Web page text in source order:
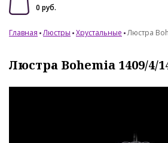
0 руб.
Главная Люстры Хрустальные Люстра
Люстра Bohemia 1409/4/